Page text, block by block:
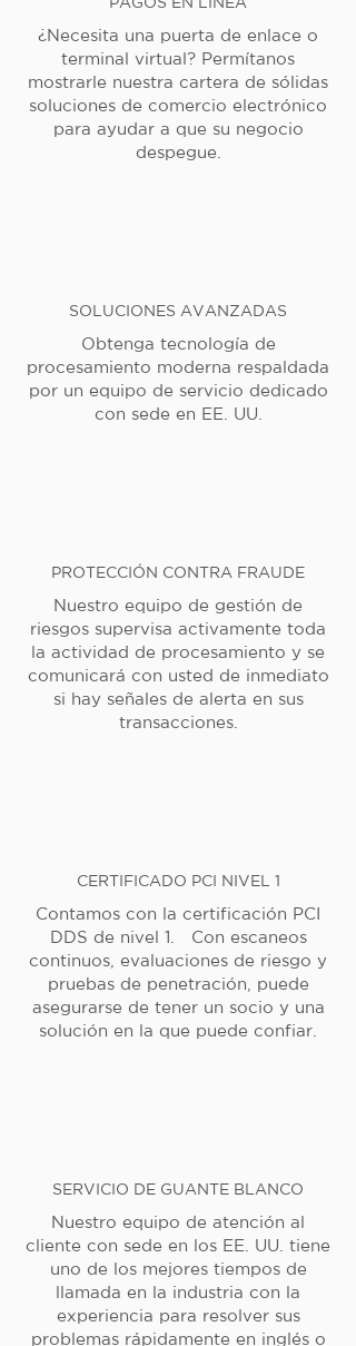
¿Necesita una puerta de enlace o
terminal virtual? Permítanos
mostrarle nuestra cartera de sólidas
soluciones de comercio electrónico
para ayudar a que su negocio
despegue.
SOLUCIONES AVANZADAS
Obtenga tecnología de
procesamiento moderna respaldada
por un equipo de servicio dedicado
con sede en EE. UU.
PROTECCIÓN CONTRA FRAUDE
Nuestro equipo de gestión de
riesgos supervisa activamente toda
la actividad de procesamiento y se
comunicará con usted de inmediato
si hay señales de alerta en sus
transacciones.
CERTIFICADO PCI NIVEL 1
Contamos con la certificación PCI
DDS de nivel 1. Con escaneos
continuos, evaluaciones de riesgo y
pruebas de penetración, puede
asegurarse de tener un socio y una
solución en la que puede confiar.
SERVICIO DE GUANTE BLANCO
Nuestro equipo de atención al
cliente con sede en los EE. UU. tiene
uno de los mejores tiempos de
llamada en la industria con la
experiencia para resolver sus
problemas rápidamente en inglés o